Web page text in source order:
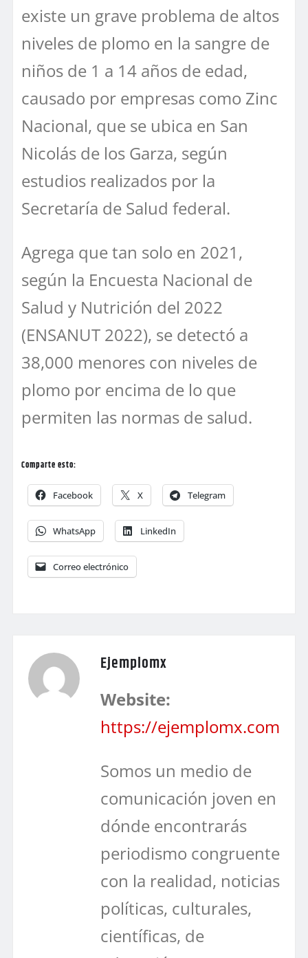
existe un grave problema de altos
niveles de plomo en la sangre de
niños de 1 a 14 años de edad,
causado por empresas como Zinc
Nacional, que se ubica en San
Nicolás de los Garza, según
estudios realizados por la
Secretaría de Salud federal.
Agrega que tan solo en 2021,
según la Encuesta Nacional de
Salud y Nutrición del 2022
(ENSANUT 2022), se detectó a
38,000 menores con niveles de
plomo por encima de lo que
permiten las normas de salud.
Comparte esto:
Facebook X Telegram
WhatsApp LinkedIn
Correo electrónico
Ejemplomx
Website:
https://ejemplomx.com
Somos un medio de
comunicación joven en
dónde encontrarás
periodismo congruente
con la realidad, noticias
políticas, culturales,
científicas, de